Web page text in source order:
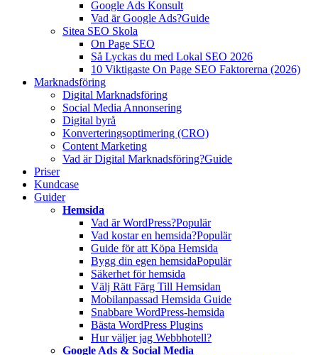
Google Ads Konsult
Vad är Google Ads?Guide
Sitea SEO Skola
On Page SEO
Så Lyckas du med Lokal SEO 2026
10 Viktigaste On Page SEO Faktorerna (2026)
Marknadsföring
Digital Marknadsföring
Social Media Annonsering
Digital byrå
Konverteringsoptimering (CRO)
Content Marketing
Vad är Digital Marknadsföring?Guide
Priser
Kundcase
Guider
Hemsida
Vad är WordPress?Populär
Vad kostar en hemsida?Populär
Guide för att Köpa Hemsida
Bygg din egen hemsidaPopulär
Säkerhet för hemsida
Välj Rätt Färg Till Hemsidan
Mobilanpassad Hemsida Guide
Snabbare WordPress-hemsida
Bästa WordPress Plugins
Hur väljer jag Webbhotell?
Google Ads & Social Media